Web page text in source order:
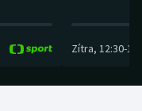
Zítra, 12:30-